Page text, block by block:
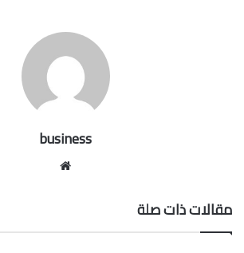
business
مقالات ذات صلة